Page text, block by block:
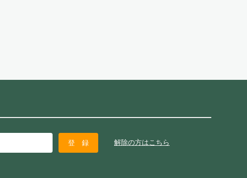
解除の方はこちら